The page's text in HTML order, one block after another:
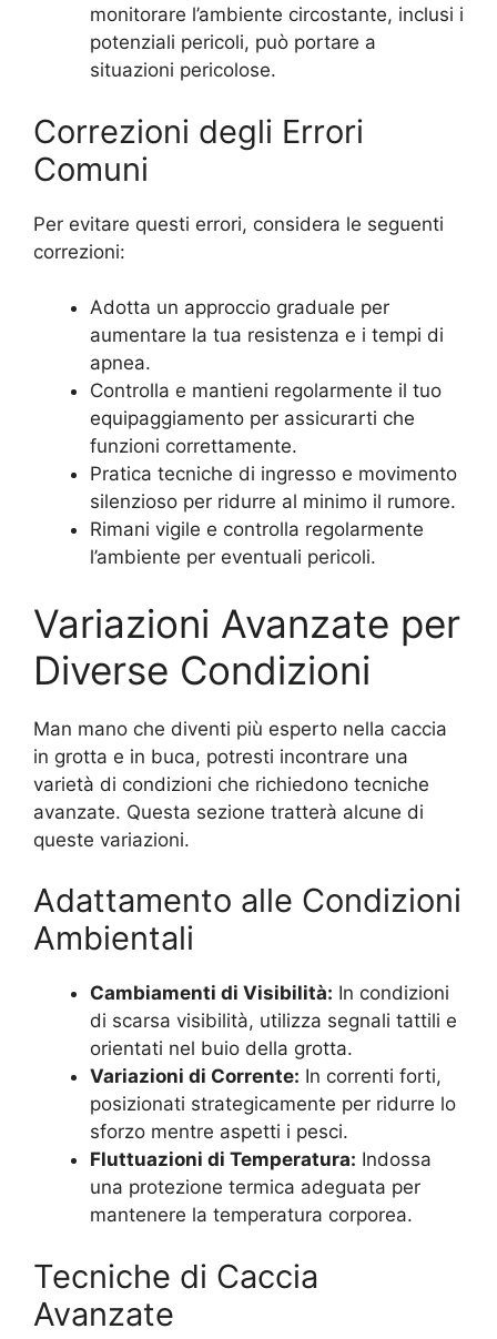
monitorare l’ambiente circostante, inclusi i
potenziali pericoli, può portare a
situazioni pericolose.
Correzioni degli Errori
Comuni
Per evitare questi errori, considera le seguenti
correzioni:
Adotta un approccio graduale per
aumentare la tua resistenza e i tempi di
apnea.
Controlla e mantieni regolarmente il tuo
equipaggiamento per assicurarti che
funzioni correttamente.
Pratica tecniche di ingresso e movimento
silenzioso per ridurre al minimo il rumore.
Rimani vigile e controlla regolarmente
l’ambiente per eventuali pericoli.
Variazioni Avanzate per
Diverse Condizioni
Man mano che diventi più esperto nella caccia
in grotta e in buca, potresti incontrare una
varietà di condizioni che richiedono tecniche
avanzate. Questa sezione tratterà alcune di
queste variazioni.
Adattamento alle Condizioni
Ambientali
Cambiamenti di Visibilità: In condizioni
di scarsa visibilità, utilizza segnali tattili e
orientati nel buio della grotta.
Variazioni di Corrente: In correnti forti,
posizionati strategicamente per ridurre lo
sforzo mentre aspetti i pesci.
Fluttuazioni di Temperatura: Indossa
una protezione termica adeguata per
mantenere la temperatura corporea.
Tecniche di Caccia
Avanzate